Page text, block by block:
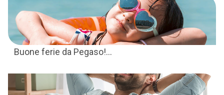
Buone ferie da Pegaso!...